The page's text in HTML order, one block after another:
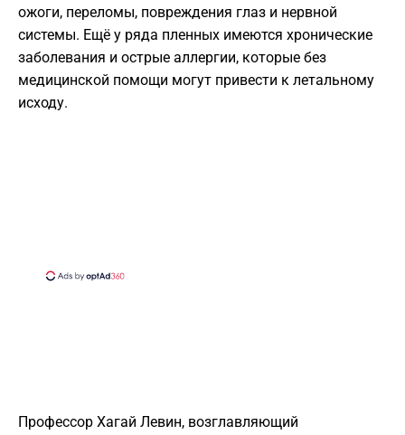
ожоги, переломы, повреждения глаз и нервной
системы. Ещё у ряда пленных имеются хронические
заболевания и острые аллергии, которые без
медицинской помощи могут привести к летальному
исходу.
Профессор Хагай Левин, возглавляющий